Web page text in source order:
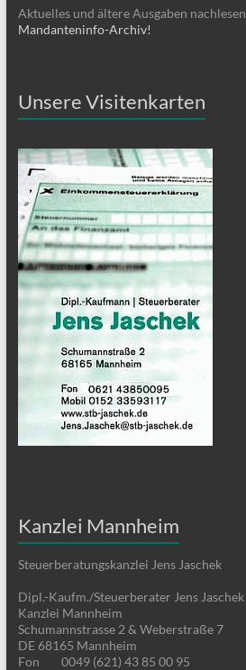
Aktuelles und ältere Ausgaben
Mandanteninfo-Archiv!
Unsere Visitenkarten
Kanzlei Mannheim
Steuerberatungskanzlei Jens Jaschek
Dipl.-Kaufm./Steuerberater Jens Jaschek
Kanzlei Mannheim
Schumannstrasse 2 & Weberstraße 7
DE 68165 Mannheim
Fon
0049 (621) 43 85 00 95